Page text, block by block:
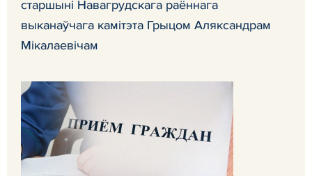
старшыні Навагрудскага раённага
выканаўчага камітэта Грыцом Аляксандрам
Мікалаевічам